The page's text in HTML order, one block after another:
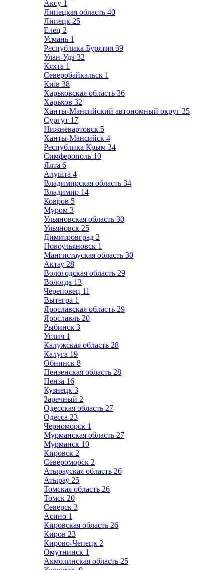
Аксу 1
Липецкая область 40
Липецк 25
Елец 2
Усмань 1
Республика Бурятия 39
Улан-Удэ 32
Кяхта 1
Северобайкальск 1
Київ 38
Харьковская область 36
Харьков 32
Ханты-Мансийский автономный округ 35
Сургут 17
Нижневартовск 5
Ханты-Мансийск 4
Республика Крым 34
Симферополь 10
Ялта 6
Алушта 4
Владимирская область 34
Владимир 14
Ковров 5
Муром 3
Ульяновская область 30
Ульяновск 25
Димитровград 2
Новоульяновск 1
Мангистауская область 30
Актау 28
Вологодская область 29
Вологда 13
Череповец 11
Вытегра 1
Ярославская область 29
Ярославль 20
Рыбинск 3
Углич 1
Калужская область 28
Калуга 19
Обнинск 8
Пензенская область 28
Пенза 16
Кузнецк 3
Заречный 2
Одесская область 27
Одесса 23
Черноморск 1
Мурманская область 27
Мурманск 10
Кировск 2
Североморск 2
Атырауская область 26
Атырау 25
Томская область 26
Томск 20
Северск 3
Асино 1
Кировская область 26
Киров 23
Кирово-Чепецк 2
Омутнинск 1
Акмолинская область 25